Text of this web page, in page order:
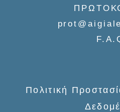
Πολιτική